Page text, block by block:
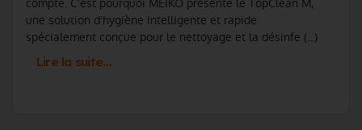
compte. C'est pourquoi MEIKO présente le TopClean M,
une solution d'hygiène intelligente et rapide
spécialement conçue pour le nettoyage et la désinfe (...)
Lire la suite…